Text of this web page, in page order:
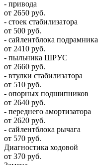
- привода
от 2650 руб.
- стоек стабилизатора
от 500 руб.
- сайлентблока подрамника
от 2410 руб.
- пыльника ШРУС
от 2660 руб.
- втулки стабилизатора
от 510 руб.
- опорных подшипников
от 2640 руб.
- переднего амортизатора
от 2620 руб.
- сайлентблока рычага
от 570 руб.
Диагностика ходовой
от 370 руб.